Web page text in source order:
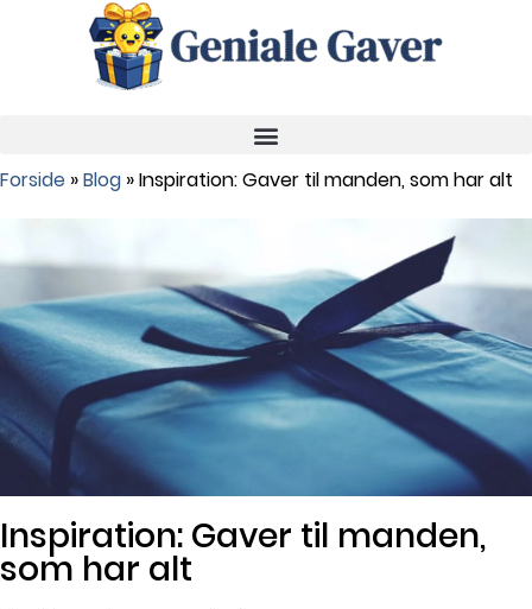
Forside »Blog »Inspiration: Gaver til manden, som har alt
Inspiration: Gaver til manden,
som har alt